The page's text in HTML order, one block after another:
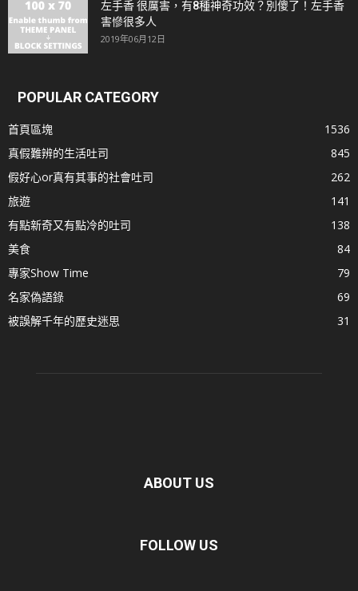
左手香 很厲害，有8種神奇功效？別傻了！左手香
害慘很多人
2019年06月12日
POPULAR CATEGORY
首頁區塊
1536
真假難辨的生活吐司
845
假好心or真有其事的社會吐司
262
旅遊
141
有點新奇又有點冷的吐司
138
美食
84
專家Show Time
79
名家偽語錄
69
被誤解千年的歷史迷思
31
ABOUT US
FOLLOW US